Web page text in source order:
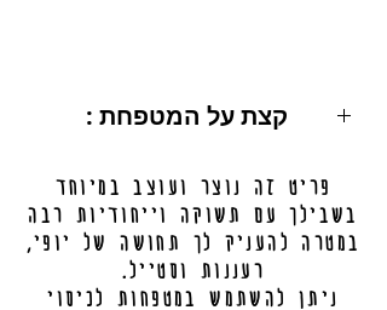
: קצת על המטפחת
ניתן לכיסוי מלא / חלקי.
מידע נוסף בתחתית העמוד.
פריט זה נוצר ועוצב במיוחד
בשבילך עם תשוקה וייחודיות רבה
במטרה להעניק לך תחושה של יופי,
רעננות וסטייל.
ניתן להשתמש במטפחות לכיסוי